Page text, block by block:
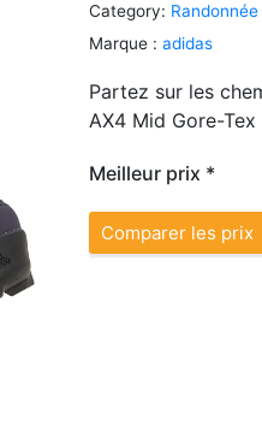
Category: Randonnée
Marque : adidas
Partez sur les
AX4 Mid Gore-
Meilleur prix *
Comparer les prix